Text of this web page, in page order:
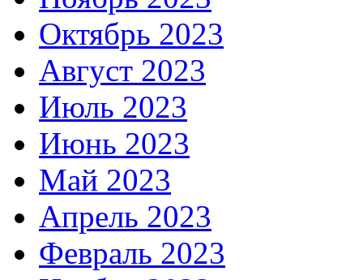
Октябрь 2023
Август 2023
Июль 2023
Июнь 2023
Май 2023
Апрель 2023
Февраль 2023